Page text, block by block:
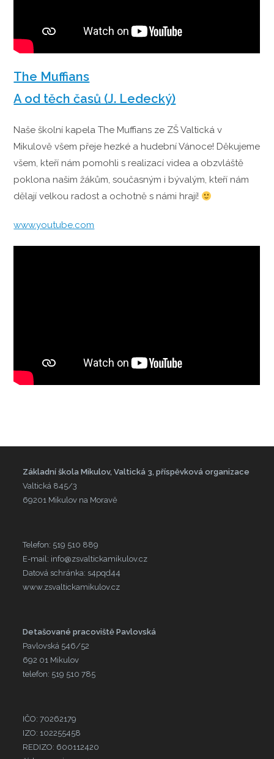
The Muffians
A od těch časů (J. Ledecký)
Naše školní kapela The Muffians ze ZŠ Valtická v
Mikulově všem přeje hezké a hudební Vánoce! Děkujeme
všem, kteří nám pomohli s realizací videa a obzvláště
poklona našim žákům, současným i bývalým, kteří nám
dělají velkou radost a ochotně s námi hrají!
www.youtube.com
Základní škola Mikulov, Valtická 3, příspěvková organizace
Valtická 845/3
69201 Mikulov na Moravě
Telefon: 519 510 889
E-mail: info@zsvaltickamikulov.cz
Datová schránka: s4pqd44
www.zsvaltickamikulov.cz
Detašované pracoviště Pavlovská
Pavlovská 546/52
692 01 Mikulov
telefon: 519 510 785
IČO: 70262179
IZO: 102255458
REDIZO: 600112420